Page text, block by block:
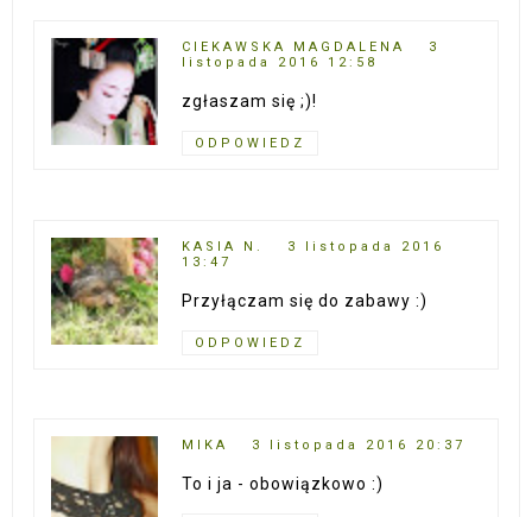
CIEKAWSKA MAGDALENA
3
listopada 2016 12:58
zgłaszam się ;)!
ODPOWIEDZ
KASIA N.
3 listopada 2016
13:47
Przyłączam się do zabawy :)
ODPOWIEDZ
MIKA 3 listopada 2016 20:37
To i ja - obowiązkowo :)